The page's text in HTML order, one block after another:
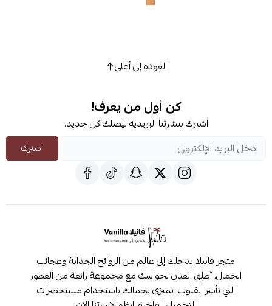
العودة إلى أعلى
كن أول من يعرف!
اشترك بنشرتنا البريدية ليصلك كل جديد.
اشترك
متجر فانيلا يدخلك إلى عالم من الروائح الجذابة وعجائب
الجمال. أطلق العنان لحواسك مع مجموعة رائعة من العطور
التي تأسر القلوب. تميزي بجمالك باستخدام مستحضرات